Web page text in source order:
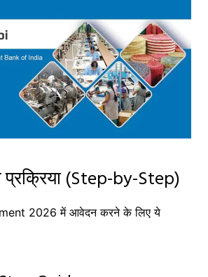
(Step-by-Step)
2026 में आवेदन करने के लिए ये